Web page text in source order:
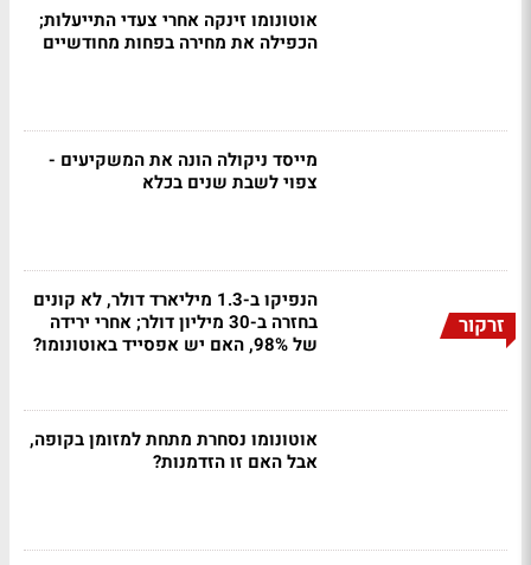
אוטונומו זינקה אחרי צעדי התייעלות;
הכפילה את מחירה בפחות מחודשיים
מייסד ניקולה הונה את המשקיעים -
צפוי לשבת שנים בכלא
זרקור
הנפיקו ב-1.3 מיליארד דולר, לא קונים
בחזרה ב-30 מיליון דולר; אחרי ירידה
של 98%, האם יש אפסייד באוטונומו?
אוטונומו נסחרת מתחת למזומן בקופה,
אבל האם זו הזדמנות?